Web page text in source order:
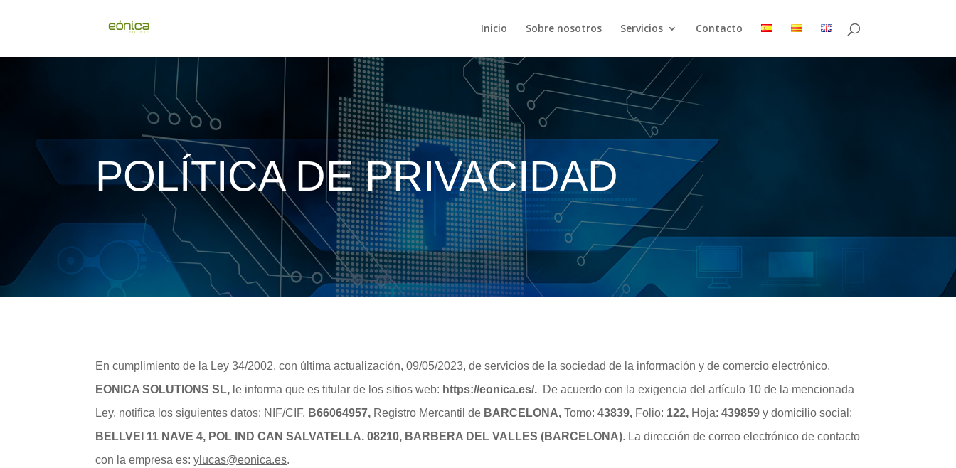
Inicio Sobre nosotros Servicios Contacto
POLÍTICA DE PRIVACIDAD
En cumplimiento de la Ley 34/2002, con última actualización, 09/05/2023, de servicios de la sociedad de la información y de comercio electrónico,
EONICA SOLUTIONS SL, le informa que es titular de los sitios web: https://eonica.es/. De acuerdo con la exigencia del artículo 10 de la mencionada
Ley, notifica los siguientes datos: NIF/CIF, B66064957, Registro Mercantil de BARCELONA,Tomo:43839, Folio: 122, Hoja:439859y domicilio social:
BELLVEI 11 NAVE 4, POL IND CAN SALVATELLA. 08210, BARBERA DEL VALLES (BARCELONA). La dirección de correo electrónico de contacto
con la empresa es:ylucas@eonica.es.